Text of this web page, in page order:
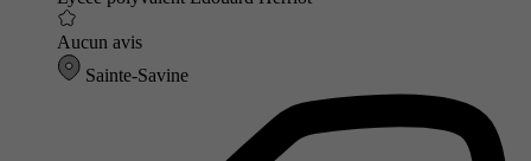
Aucun avis
Sainte-Savine